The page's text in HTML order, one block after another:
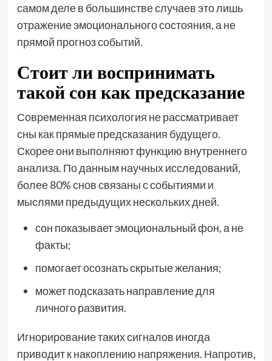
самом деле в большинстве случаев это лишь
отражение эмоционального состояния, а не
прямой прогноз событий.
Стоит ли воспринимать
такой сон как предсказание
Современная психология не рассматривает
сны как прямые предсказания будущего.
Скорее они выполняют функцию внутреннего
анализа. По данным научных исследований,
более 80% снов связаны с событиями и
мыслями предыдущих нескольких дней.
сон показывает эмоциональный фон, а не
факты;
помогает осознать скрытые желания;
может подсказать направление для
личного развития.
Игнорирование таких сигналов иногда
приводит к накоплению напряжения. Напротив,